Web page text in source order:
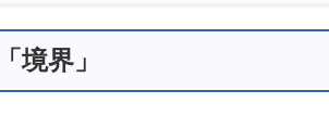
境界」